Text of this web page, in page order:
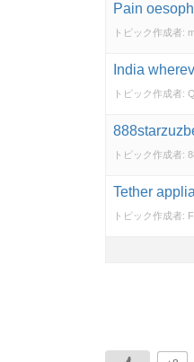
Pain
トピック作成者:
India
トピック作成者:
トピック作成者:
Tether
トピック作成者: